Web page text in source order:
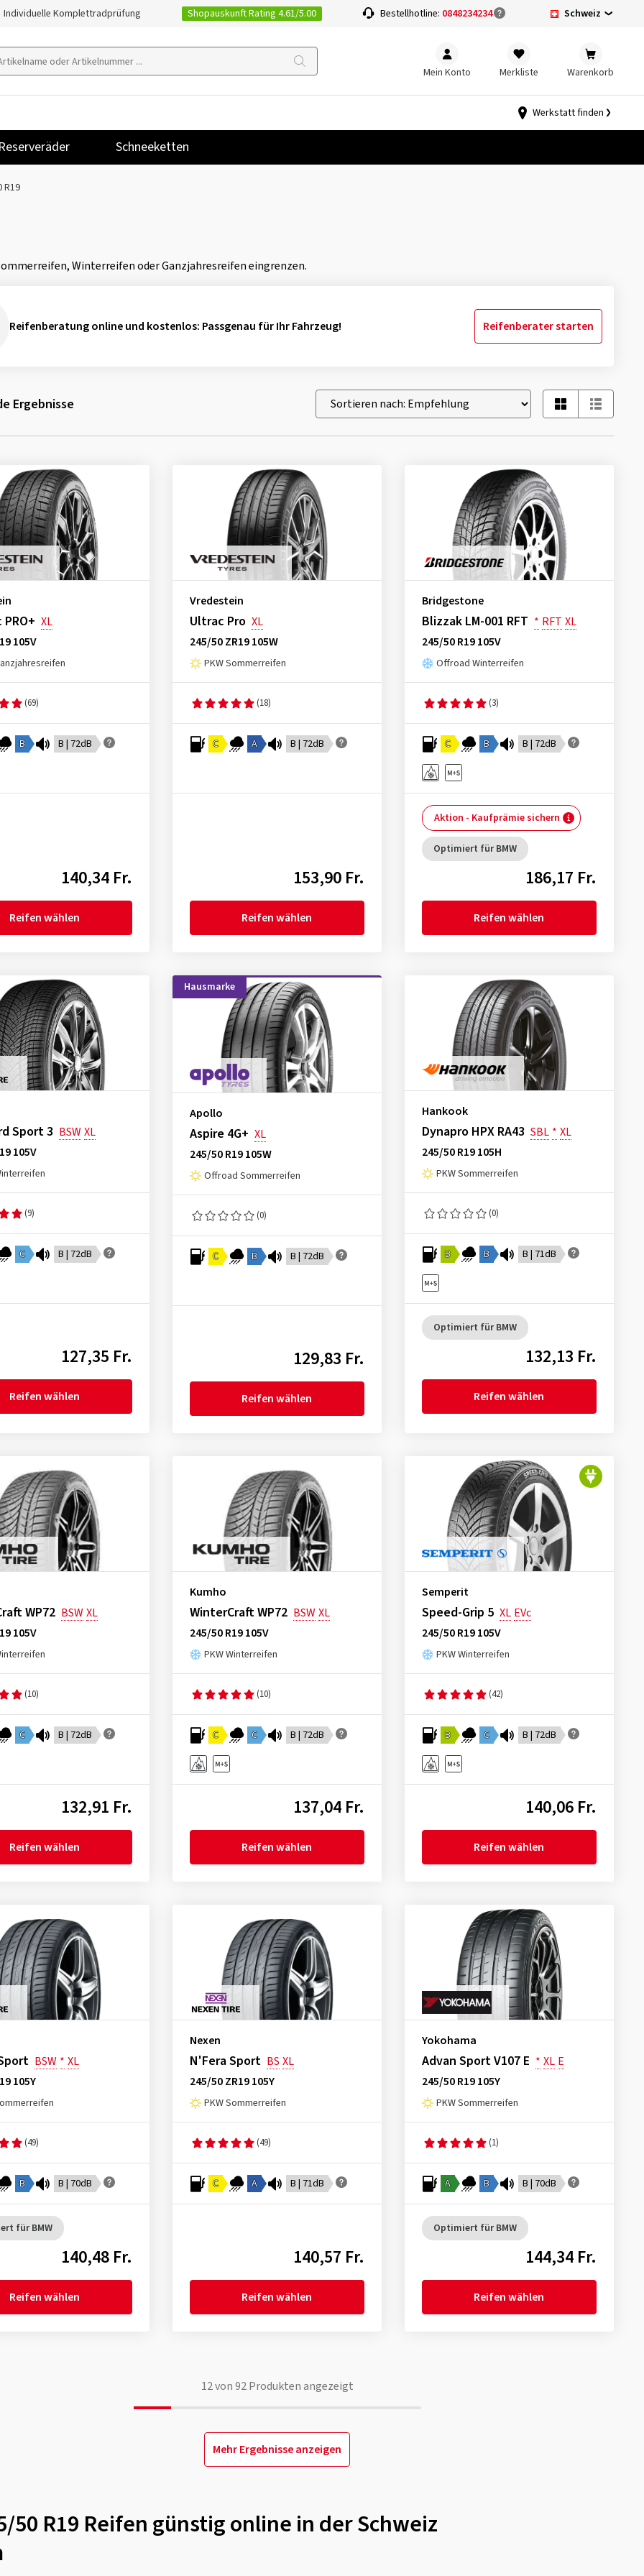
Individuelle Komplettradprüfung Shopauskunft Rating 4.61/5.00 Bestellhotline: 0848234234 Schweiz
Mein Konto Merkliste Warenkorb
Reserveräder Schneeketten
Werkstatt finden
R19
Winterreifen oder Ganzjahresreifen eingrenzen.
Reifenberatung online und kostenlos: Passgenau für Ihr Fahrzeug! Reifenberater starten
Ergebnisse
XL
105V
(69)
B B | 72dB
140,34 Fr.
Reifen wählen
Vredestein
Ultrac Pro XL
245/50 ZR19 105W
PKW Sommerreifen
(18)
C A B | 72dB
153,90 Fr.
Reifen wählen
Bridgestone
Blizzak LM-001 RFT * RFT XL
245/50 R19 105V
Offroad Winterreifen
(3)
C B B | 72dB
Aktion - Kaufprämie sichern
Optimiert für BMW
186,17 Fr.
Reifen wählen
Sport 3 BSWXL
105V
(9)
C B | 72dB
127,35 Fr.
Reifen wählen
Hausmarke
Apollo
Aspire 4G+ XL
245/50 R19 105W
Offroad Sommerreifen
(0)
C B B | 72dB
129,83 Fr.
Reifen wählen
Hankook
Dynapro HPX RA43 SBL * XL
245/50 R19 105H
PKW Sommerreifen
(0)
B B B | 71dB
Optimiert für BMW
132,13 Fr.
Reifen wählen
WP72 BSWXL
105V
(10)
C B | 72dB
132,91 Fr.
Reifen wählen
Kumho
WinterCraft WP72 BSWXL
245/50 R19 105V
PKW Winterreifen
(10)
C C B | 72dB
137,04 Fr.
Reifen wählen
Semperit
Speed-Grip 5 XL EVc
245/50 R19 105V
PKW Winterreifen
(42)
B C B | 72dB
140,06 Fr.
Reifen wählen
BSW * XL
105Y
(49)
B B | 70dB
für BMW
140,48 Fr.
Reifen wählen
Nexen
N'Fera Sport BS XL
245/50 ZR19 105Y
PKW Sommerreifen
(49)
C A B | 71dB
140,57 Fr.
Reifen wählen
Yokohama
Advan Sport V107 E * XL E
245/50 R19 105Y
PKW Sommerreifen
(1)
A B B | 70dB
Optimiert für BMW
144,34 Fr.
Reifen wählen
12von92Produkten angezeigt
Mehr Ergebnisse anzeigen
50 R19 Reifen günstig online in der Schweiz